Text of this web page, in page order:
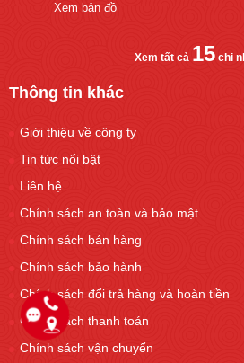
Xem bản đồ
Xem tất cả 15 chi
Thông tin khác
Giới thiệu về công ty
Tin tức nổi bật
Liên hệ
Chính sách an toàn và bảo mật
Chính sách bán hàng
Chính sách bảo hành
Chính sách đổi trả hàng và hoàn tiền
Chính sách thanh toán
Chính sách vận chuyển